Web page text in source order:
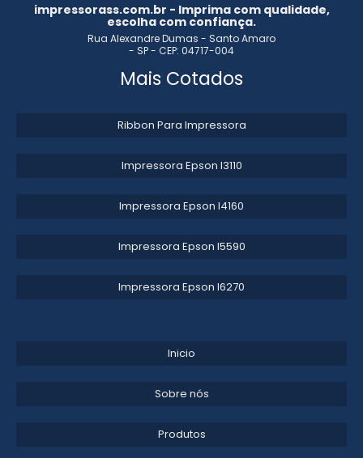
PECAS PARA IMPRESSORA FLEXOGRAFICA
BOMBAS DE TINTA GRAFICA
PECAS PARA FLEXOGRAFIA
ENGATE RAPIDO DE AR
EMPRESAS FLEXOGRAFICAS
ACESSORIOS PARA FLEXOGRAFIA
impressorass.com.br - Imprima com qualidade,
escolha com confiança.
Rua Alexandre Dumas - Santo Amaro
- SP - CEP: 04717-004
Mais Cotados
Ribbon Para Impressora
Impressora Epson l3110​
Impressora Epson l4160​
Impressora Epson l5590​
Impressora Epson l6270​
Inicio
Sobre nós
Produtos